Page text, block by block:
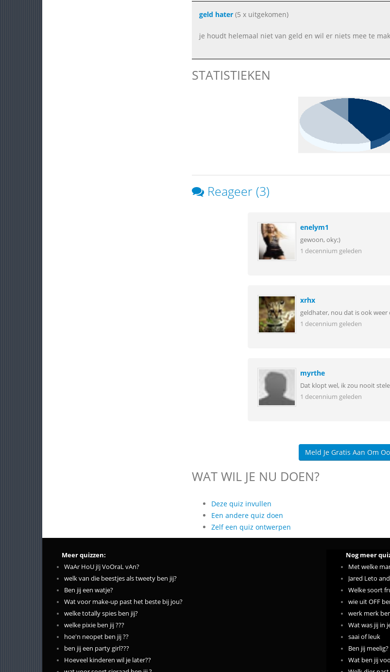
geld hater(5 x uitgekomen)
je houdt helemaal niet van geld en wil er niets mee te
STATISTIEKEN
Reageer (3)
enelym1
gewoon, oky;)
1 decennium geleden
xrhx
geldhater, nou dat is ook weer
1 decennium geleden
myrthe
Dat klopt wel, ik zou nooit
1 decennium geleden
Meld Je Gratis Aan Om
WAT WIL JE NU DOEN?
Deze quiz invullen
Een andere quiz doen
Zelf een quiz ontwerpen
Meer quizzen:
WaAr HoU jIj VoOraL vAn?
welk van die beestjes als tweety ben jij?
Ben jij een watje?
Wat voor make-up past het beste bij jou?
welke totally spies ben jij?
welke pixie ben jij ???
hoe'n neopet ben jij ??
ben jij een party girl???
Hoeveel kinderen wil je later??
Nog meer
Met welke
Jared Leto
Welke soort
wie uit OFF
werk merk
Wat was jij in
saai of leuk
Ben jij meelig?
Wat ben jij